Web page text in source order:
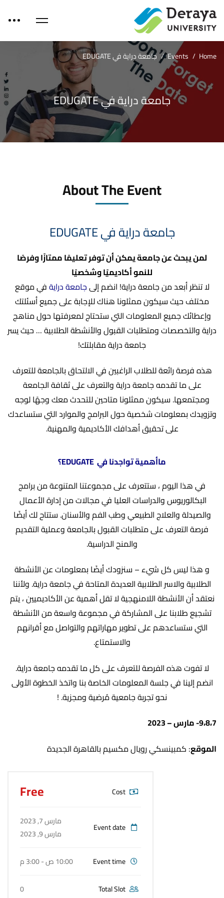
Home
Events جامعة دراية في EDUGATE
جامعة دراية في EDUGATE
About The Event
جامعة دراية في EDUGATE
لمن يبحث عن جامعة يمكن أن توفر تعليمًا ممتازًا وفرصًا
للنمو أكاديميًا وشخصيًا
لا تنظر أبعد من جامعة دراية! انضم إلىجامعة درايةفي موقع
مختلف حيث سيكون ممثلونا هناك للإجابة على جميع أسئلتك
وإعطائك جميع المعلومات التي ستحتاج لمعرفتها حول مناهج
دراية والتخصصات ومتطلبات القبول والأنشطة الطلابية … حيث يسر
جامعة دراية مقابلتك!
هذه فرصة رائعة للطلاب الراغبين في الالتحاق بالجامعة للتعرف
على ما تقدمه جامعة دراية والتعرف على ثقافة الجامعة
ومجتمعها. سيكون ممثلونا متاحين للتحدث معك وجهًا لوجه
وتزويدك بمعلومات شخصية حول البرامج والموارد التي ستساعدك
على تحقيق أهدافك الأكاديمية والمهنية.
ماأهمية تواجدنا في EDUGATE؟
في هذا اليوم ، ستتعرف على مجموعتنا المتنوعة من برامج
البكالوريوس والدراسات العليا في مجالات من إدارة الأعمال
والصيدلة والعلاج الطبيعي وطب الفم والأسنان. ستتاح لك أيضًا
فرصة التعرف على متطلبات القبول بالجامعة وعملية التقديم
والمنح الدراسية.
و هذا ليس كل شيء – سنزودك أيضًا بمعلومات عن الأنشطة
الطلابية والاسر الطلابية العديدة المتاحة في جامعة دراية. ولأننا
نعتقد أن الأنشطة اللامنهجية لا تقل أهمية عن الأكاديميين ، يتم
تشجيع طلابنا على المشاركة في مجموعة واسعة من الأنشطة
التي ستساعدهم على تطوير مهاراتهم والتواصل مع أقرانهم
والاستمتاع.
لا تفوت هذه الفرصة للتعرف على كل ما تقدمه جامعة دراية.
انضم إلينا في جلسة المعلومات الخاصة بنا واتخذ الخطوة الأولى
نحو تجربة جامعية مُرضية ومجزية. !
9،8،7- مارس – 2023
الموقع: كمبينسكي رويال مكسيم بالقاهرة الجديدة
Free
مارس 7, 2023
مارس 9, 2023
10:00 ص - 3:00 م
0